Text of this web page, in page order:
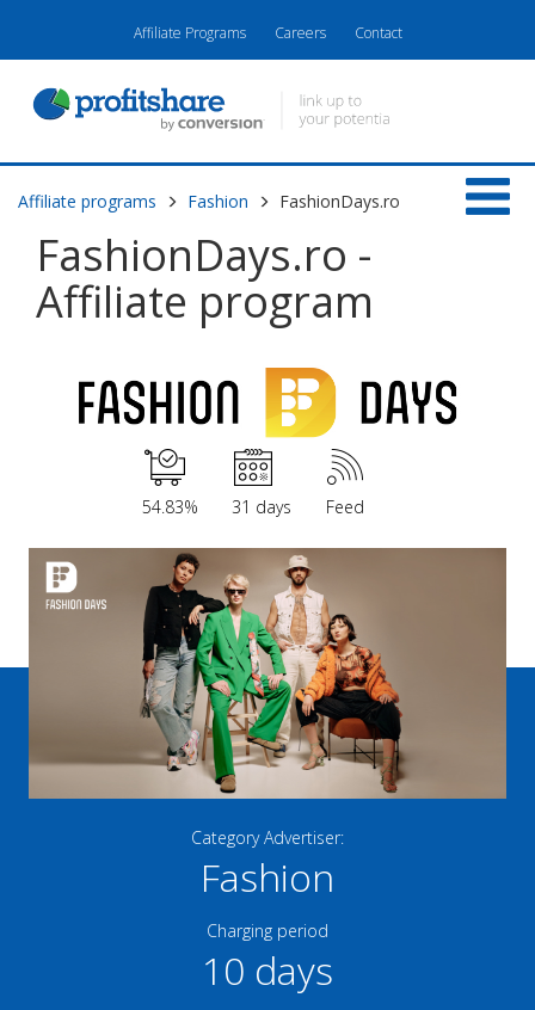
Affiliate Programs Careers Contact
Affiliate programs Fashion FashionDays.ro
FashionDays.ro -
Affiliate program
54.83% 31 days Feed
Category Advertiser:
Fashion
Charging period
10 days